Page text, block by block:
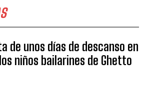
de unos días de descanso en
niños bailarines de Ghetto